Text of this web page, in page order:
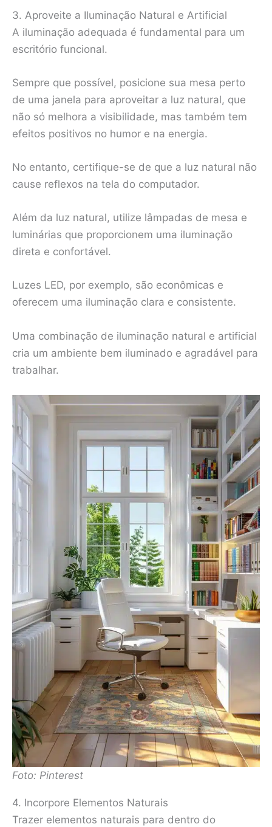
3. Aproveite a Iluminação Natural e Artificial
A iluminação adequada é fundamental para um
escritório funcional.
Sempre que possível, posicione sua mesa perto
de uma janela para aproveitar a luz natural, que
não só melhora a visibilidade, mas também tem
efeitos positivos no humor e na energia.
No entanto, certifique-se de que a luz natural não
cause reflexos na tela do computador.
Além da luz natural, utilize lâmpadas de mesa e
luminárias que proporcionem uma iluminação
direta e confortável.
Luzes LED, por exemplo, são econômicas e
oferecem uma iluminação clara e consistente.
Uma combinação de iluminação natural e artificial
cria um ambiente bem iluminado e agradável para
trabalhar.
Foto: Pinterest
4. Incorpore Elementos Naturais
Trazer elementos naturais para dentro do